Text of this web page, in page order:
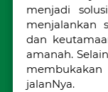
menjadi
menjalankan
dan
amanah.
jalanNya.